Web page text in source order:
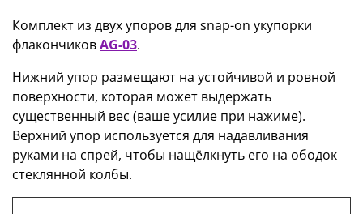
Комплект из двух упоров для snap-on укупорки
флакончиковAG-03.
Нижний упор размещают на устойчивой и ровной
поверхности, которая может выдержать
существенный вес (ваше усилие при нажиме).
Верхний упор используется для надавливания
руками на спрей, чтобы нащёлкнуть его на ободок
стеклянной колбы.